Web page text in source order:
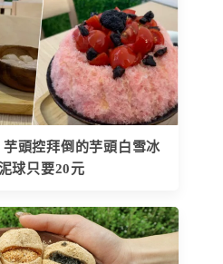
頭控拜倒的芋頭白雪冰
球只要20元